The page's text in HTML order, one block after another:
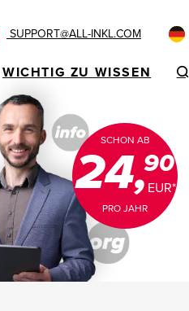
SUPPORT@ALL-INKL.COM
WICHTIG ZU WISSEN
SCHON AB
24,EUR*
90
PRO JAHR